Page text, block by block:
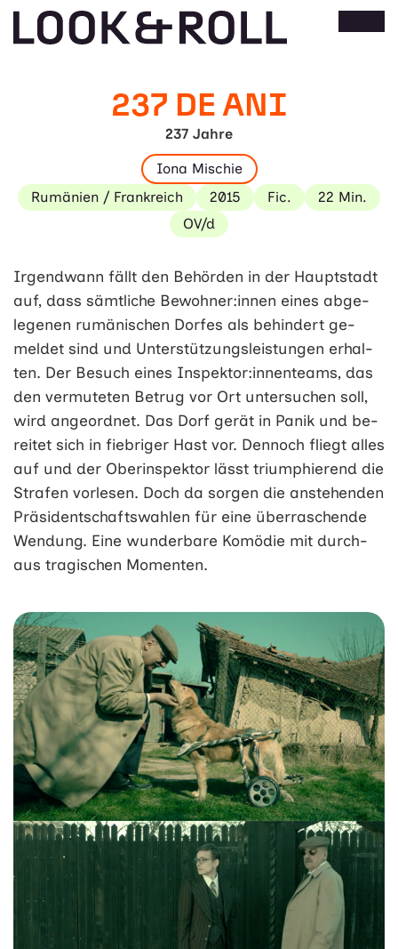
237 DE ANI
237 Jahre
Iona Mischie
Rumänien / Frankreich
2015 Fic.
22 Min.
OV/d
Irgendwann fällt den Behörden in der Haupt­stadt
auf, dass sämt­liche Bewohner­:innen ei­nes ab­ge­
legenen rumän­ischen Dorfes als be­hin­dert ge­
meldet sind und Unter­stützungs­leist­ungen er­hal­
ten. Der Be­such eines Inspektor:innen­teams, das
den ver­muteten Be­trug vor Ort unter­suchen soll,
wird an­ge­ordnet. Das Dorf gerät in Panik und be­
reitet sich in fiebriger Hast vor. Den­noch fliegt alles
auf und der Ober­inspektor lässt triumphierend die
Stra­fen vor­lesen. Doch da sor­gen die an­stehen­den
Präsidentschafts­wahlen für eine über­raschende
Wendung. Eine wunder­bare Ko­mödie mit durch­
aus tra­gischen Momen­ten.